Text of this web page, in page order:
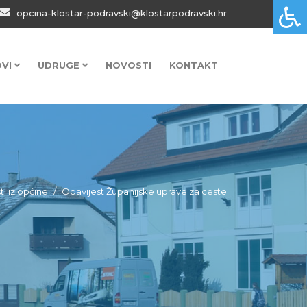
opcina-klostar-podravski@klostarpodravski.hr
UDRUGE NOVOSTI KONTAKT
iz općine Obavijest Županijske uprave za ceste